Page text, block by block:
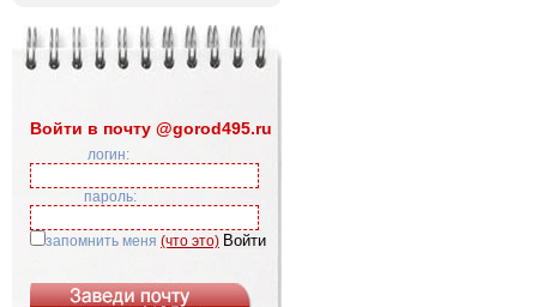
Войти в почту @gorod495.ru
логин:
пароль:
запомнить меня (что это)